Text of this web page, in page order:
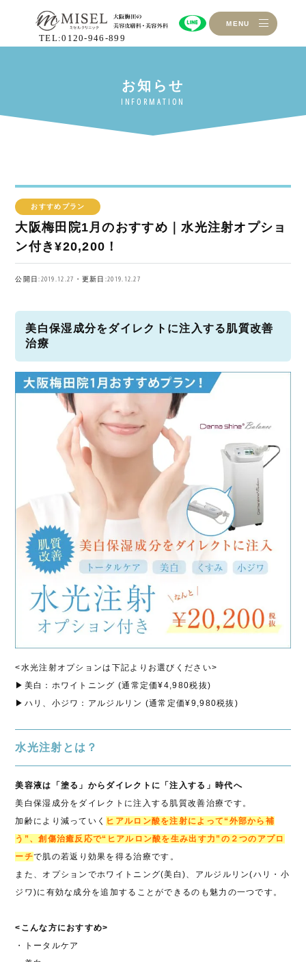
TEL:0120-946-899
MENU
おすすめプラン
大阪梅田院1月のおすすめ｜水光注射オプショ
ン付き¥20,200！
公開日:2019.12.27・更新日:2019.12.27
美白保湿成分をダイレクトに注入する肌質改善
治療
<水光注射オプションは下記よりお選びください>
▶美白：ホワイトニング (通常定価¥4,980税抜)
▶ハリ、小ジワ：アルジルリン (通常定価¥9,980税抜)
水光注射とは？
美容液は「塗る」からダイレクトに「注入する」時代へ
美白保湿成分をダイレクトに注入する肌質改善治療です。
加齢により減っていく ヒアルロン酸を注射によって“外部から補
う”、創傷治癒反応で“ヒアルロン酸を生み出す力”の２つのアプロ
ーチで肌の若返り効果を得る治療です。
また、オプションでホワイトニング(美白)、アルジルリン(ハリ・小
ジワ)に有効な成分を追加することができるのも魅力の一つです。
<こんな方におすすめ>
・トータルケア